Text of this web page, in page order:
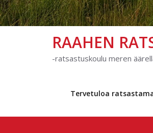
RAAHEN
-ratsastuskoulu meren
Tervetuloa